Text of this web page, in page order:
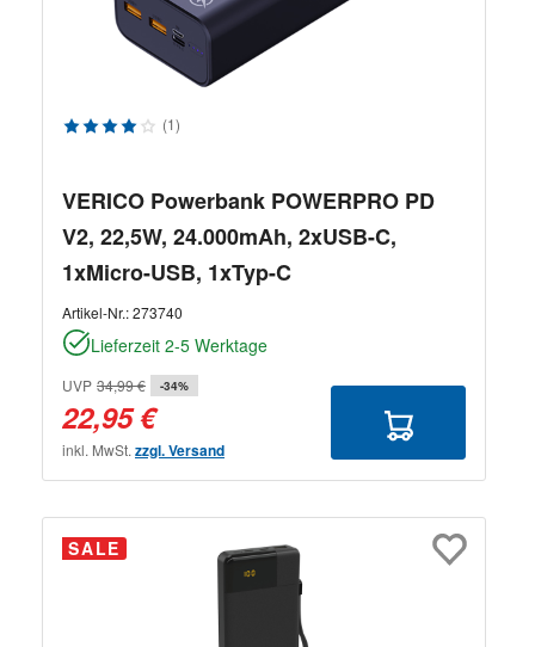
Durchschnittliche Bewertung von 4 von 5 Sternen
(1)
VERICO Powerbank POWERPRO PD
V2, 22,5W, 24.000mAh, 2xUSB-C,
1xMicro-USB, 1xTyp-C
Artikel-Nr.:273740
Lieferzeit 2-5 Werktage
UVP 34,99 € -34%
22,95 €
inkl. MwSt. zzgl. Versand
SALE